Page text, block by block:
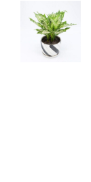
MUA
HÀNG
/
DETAILS